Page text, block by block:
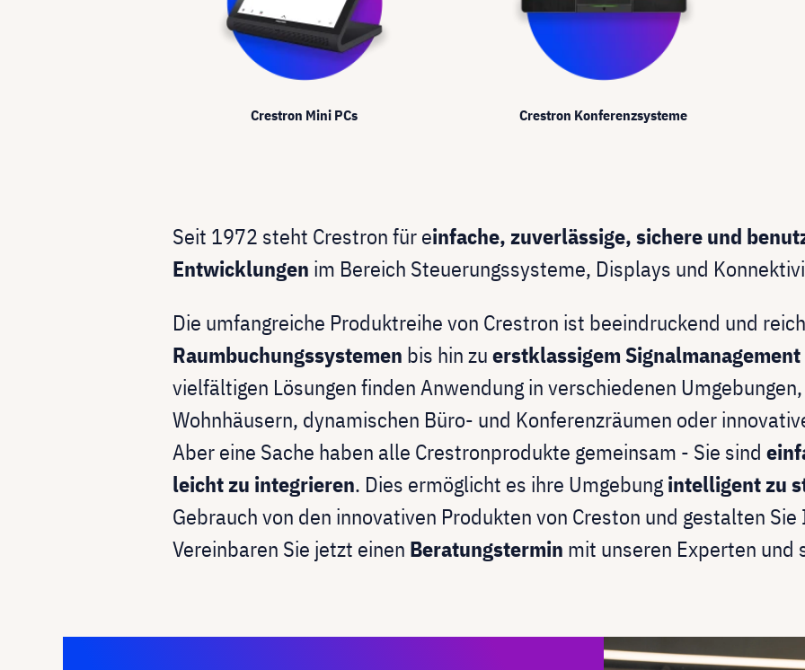
Crestron Mini PCs Crestron Konferenzsysteme
Seit 1972 steht Crestron für einfache, zuverlässige, sichere und
Entwicklungen im Bereich Steuerungssysteme, Displays und
Die umfangreiche Produktreihe von Crestron ist beeindruckend und
Raumbuchungssystemen bis hin zuerstklassigem
vielfältigen Lösungen finden Anwendung in verschiedenen
Wohnhäusern, dynamischen Büro- und Konferenzräumen oder
Aber eine Sache haben alle Crestronprodukte gemeinsam - Sie sind
leicht zu integrieren. Dies ermöglicht es ihre Umgebungintelligent zu
Gebrauch von den innovativen Produkten von Creston und gestalten Sie
Vereinbaren Sie jetzt einen Beratungstermin mit unseren Experten und